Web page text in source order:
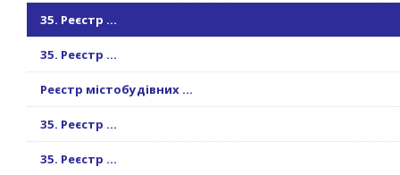
35. Реєстр ...
35. Реєстр ...
Реєстр містобудівних ...
35. Реєстр ...
35. Реєстр ...